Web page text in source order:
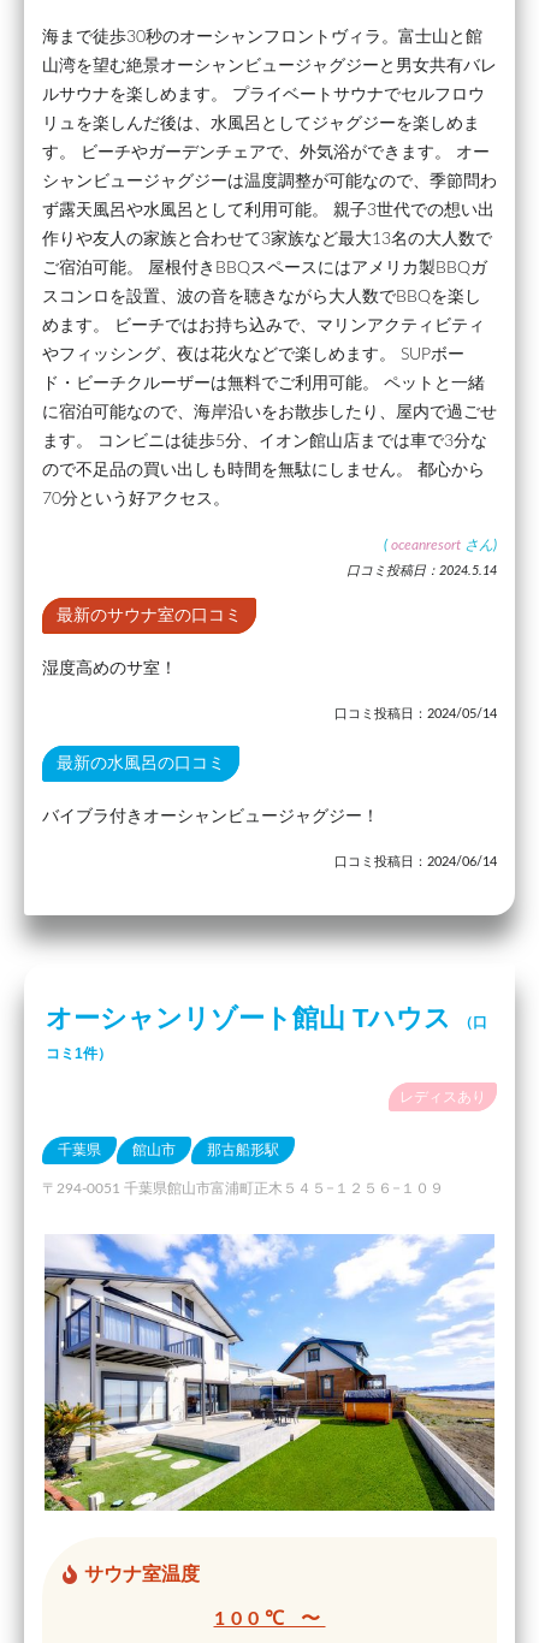
海まで徒歩30秒のオーシャンフロントヴィラ。富士山と館
山湾を望む絶景オーシャンビュージャグジーと男女共有バレ
ルサウナを楽しめます。 プライベートサウナでセルフロウ
リュを楽しんだ後は、水風呂としてジャグジーを楽しめま
す。 ビーチやガーデンチェアで、外気浴ができます。 オー
シャンビュージャグジーは温度調整が可能なので、季節問わ
ず露天風呂や水風呂として利用可能。 親子3世代での想い出
作りや友人の家族と合わせて3家族など最大13名の大人数で
ご宿泊可能。 屋根付きBBQスペースにはアメリカ製BBQガ
スコンロを設置、波の音を聴きながら大人数でBBQを楽し
めます。 ビーチではお持ち込みで、マリンアクティビティ
やフィッシング、夜は花火などで楽しめます。 SUPボー
ド・ビーチクルーザーは無料でご利用可能。 ペットと一緒
に宿泊可能なので、海岸沿いをお散歩したり、屋内で過ごせ
ます。 コンビニは徒歩5分、イオン館山店までは車で3分な
ので不足品の買い出しも時間を無駄にしません。 都心から
70分という好アクセス。
( oceanresort さん)
口コミ投稿日：2024.5.14
最新のサウナ室の口コミ
湿度高めのサ室！
口コミ投稿日：2024/05/14
最新の水風呂の口コミ
バイブラ付きオーシャンビュージャグジー！
口コミ投稿日：2024/06/14
オーシャンリゾート館山 Tハウス
（口
コミ1件）
レディスあり
千葉県 館山市 那古船形駅
〒294-0051 千葉県館山市富浦町正木５４５−１２５６−１０９
サウナ室温度
100℃ 〜